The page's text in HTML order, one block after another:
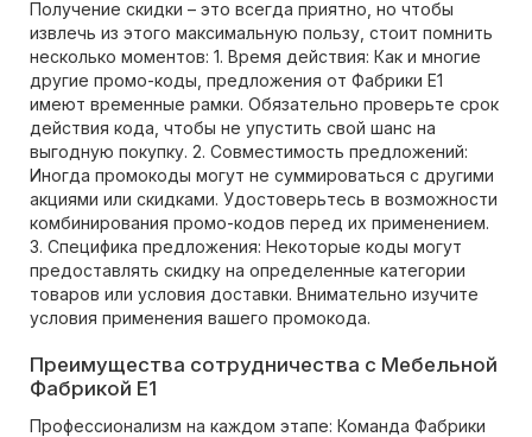
Получение скидки – это всегда приятно, но чтобы
извлечь из этого максимальную пользу, стоит помнить
несколько моментов: 1. Время действия: Как и многие
другие промо-коды, предложения от Фабрики Е1
имеют временные рамки. Обязательно проверьте срок
действия кода, чтобы не упустить свой шанс на
выгодную покупку. 2. Совместимость предложений:
Иногда промокоды могут не суммироваться с другими
акциями или скидками. Удостоверьтесь в возможности
комбинирования промо-кодов перед их применением.
3. Специфика предложения: Некоторые коды могут
предоставлять скидку на определенные категории
товаров или условия доставки. Внимательно изучите
условия применения вашего промокода.
Преимущества сотрудничества с Мебельной
Фабрикой Е1
Профессионализм на каждом этапе: Команда Фабрики